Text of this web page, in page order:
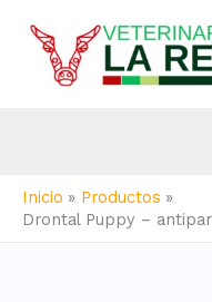
contenido
Inicio
Productos
Drontal Puppy –